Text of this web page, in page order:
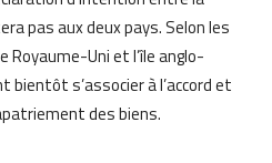
pas aux deux pays. Selon les
Royaume-Uni et l’île anglo-
bientôt s’associer à l’accord et
des biens.